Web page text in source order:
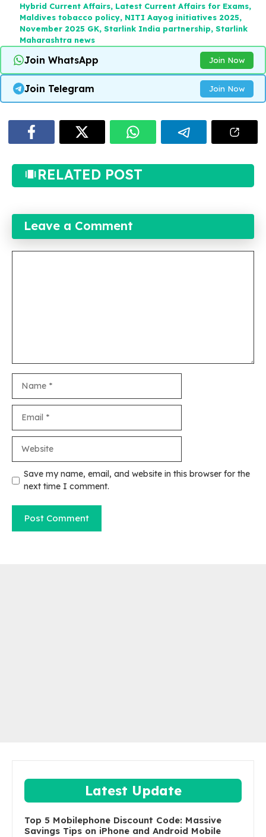
Hybrid Current Affairs, Latest Current Affairs for Exams,
Maldives tobacco policy, NITI Aayog initiatives 2025,
November 2025 GK, Starlink India partnership, Starlink
Maharashtra news
Join WhatsApp Join Now
Join Telegram Join Now
RELATED POST
Leave a Comment
Save my name, email, and website in this browser for the
next time I comment.
Latest Update
Top 5 Mobilephone Discount Code: Massive
Savings Tips on iPhone and Android Mobile